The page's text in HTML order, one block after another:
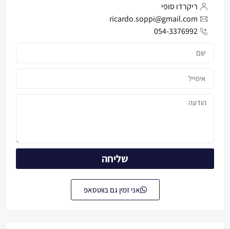
ריקרדו סופי
ricardo.soppi@gmail.com
054-3376992
שליחה
אני זמין גם בווטסאפ